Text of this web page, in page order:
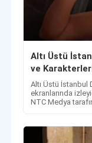
Altı Üstü
ve
Altı Üstü İstanbul
ekranlarında
NTC Medya